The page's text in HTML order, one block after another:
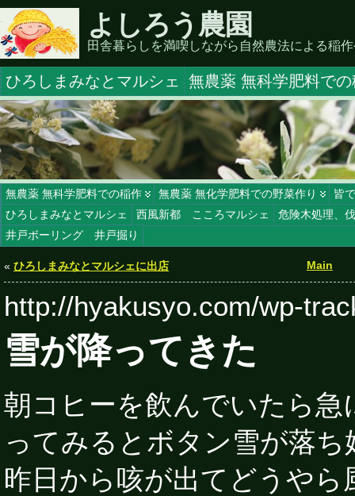
よしろう農園
田舎暮らしを満喫しながら自然農法による稲
ひろしまみなとマルシェ 無農薬 無科学肥料で
無農薬 無科学肥料での稲作 無農薬 無化学肥料での野菜作り
皆
ひろしまみなとマルシェ
西風新都 こころマルシェ
危険木処理、
井戸ボーリング 井戸掘り
« ひろしまみなとマルシェに出店 Main
http://hyakusyo.com/wp-
雪が降ってきた
朝コヒーを飲んでいたら
ってみるとボタン雪が落ち
昨日から咳が出てどうや